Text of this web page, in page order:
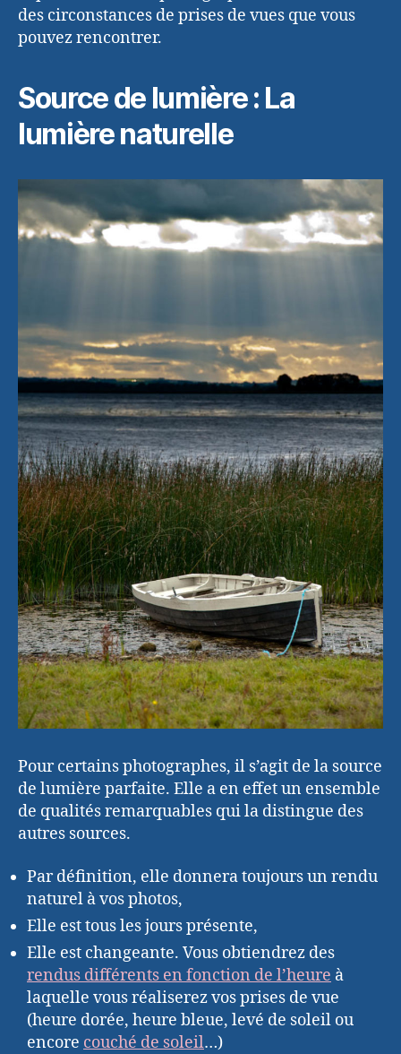
des circonstances de prises de vues que vous
pouvez rencontrer.
Source de lumière : La
lumière naturelle
Pour certains photographes, il s’agit de la source
de lumière parfaite. Elle a en effet un ensemble
de qualités remarquables qui la distingue des
autres sources.
Par définition, elle donnera toujours un rendu
naturel à vos photos,
Elle est tous les jours présente,
Elle est changeante. Vous obtiendrez des
rendus différents en fonction de l’heure à
laquelle vous réaliserez vos prises de vue
(heure dorée, heure bleue, levé de soleil ou
encore couché de soleil…)